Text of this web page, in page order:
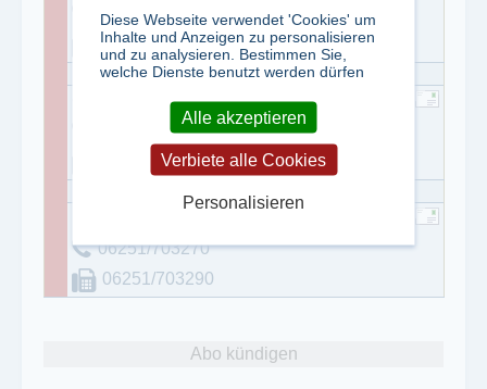
06251/703270
06251/703290
06031/9494
06031/18042
06251/703270
06251/703290
Abo kündigen
Diese Webseite verwendet 'Cookies' um
Inhalte und Anzeigen zu personalisieren
und zu analysieren. Bestimmen Sie,
welche Dienste benutzt werden dürfen
Alle akzeptieren
Verbiete alle Cookies
Personalisieren